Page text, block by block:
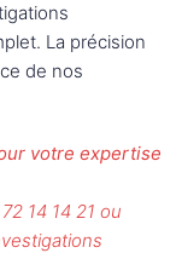
La précision
de nos
votre expertise
14 14 21 ou